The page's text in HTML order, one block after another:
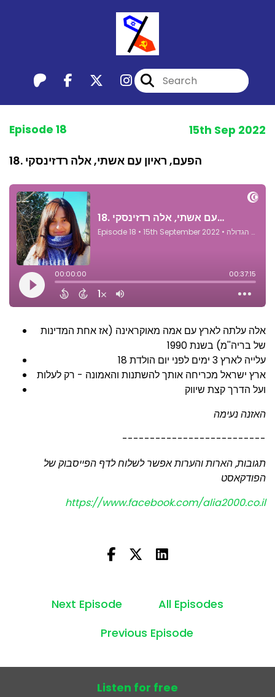
Episode 18 15th Sep 2022
18. הפעם, ראיון עם אשתי, אלה רדזינסקי
אלה עלתה לארץ עם אמה מאוקראינה (אז אחת המדינות
של בריה''מ) בשנת 1990
עלייה לארץ 3 ימים לפני יום הולדת 18
ארץ ישראל מכריחה אותך להשתנות והאמונה - רק לעלות
ועל הדרך קצת שיווק
האזנה נעימה
--------------------------
תגובות, הארות והערות אפשר לשלוח לדף הפייסבוק של
הפודקאסט
https://www.facebook.com/alia2000.co.il
Next Episode
All Episodes
Previous Episode
Listen for free